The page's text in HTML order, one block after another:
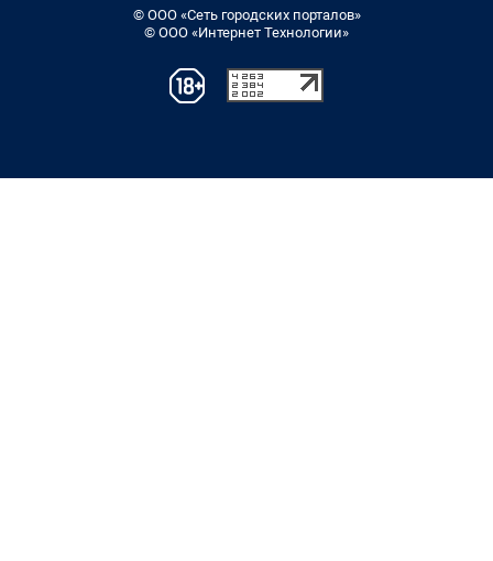
© ООО «Сеть городских порталов»
© ООО «Интернет Технологии»